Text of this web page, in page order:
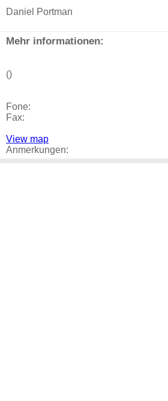
Daniel Portman
Mehr informationen:
()
Fone:
Fax:
View map
Anmerkungen: